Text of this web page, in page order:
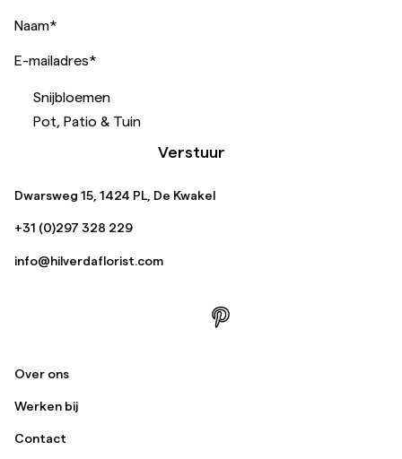
Naam*
E-mailadres*
Snijbloemen
Pot, Patio & Tuin
Verstuur
Dwarsweg 15, 1424 PL, De Kwakel
+31 (0)297 328 229
info@hilverdaflorist.com
Over ons
Werken bij
Contact